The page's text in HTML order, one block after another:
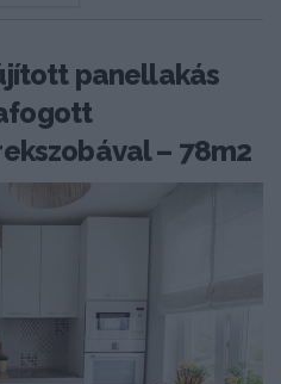
panellakás
– 78m2